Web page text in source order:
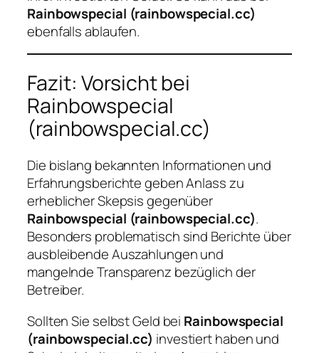
Rainbowspecial (rainbowspecial.cc)
ebenfalls ablaufen.
Fazit: Vorsicht bei
Rainbowspecial
(rainbowspecial.cc)
Die bislang bekannten Informationen und
Erfahrungsberichte geben Anlass zu
erheblicher Skepsis gegenüber
Rainbowspecial (rainbowspecial.cc).
Besonders problematisch sind Berichte über
ausbleibende Auszahlungen und
mangelnde Transparenz bezüglich der
Betreiber.
Sollten Sie selbst Geld bei Rainbowspecial
(rainbowspecial.cc) investiert haben und